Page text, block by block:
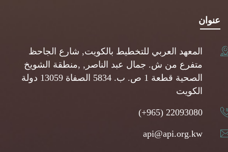
عنوان
المعهد العربي للتخطيط بالكويت, شارع الجاحظ
متفرع من ش. جمال عبد الناصر, ,منطقة الشويخ
الصحية قطعة 1 ص. ب. 5834 الصفاة 13059 دولة
الكويت
(+965) 22093080
api@api.org.kw